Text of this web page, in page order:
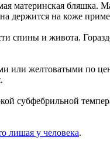
материнская
на коже
спины и живота.
или желтоватыми по
субфебрильной
лишая у человека.